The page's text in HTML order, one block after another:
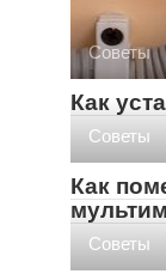
Советы
Как
Советы
Как
Советы